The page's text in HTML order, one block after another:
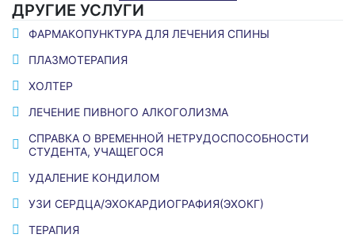
ДРУГИЕ УСЛУГИ
ФАРМАКОПУНКТУРА ДЛЯ ЛЕЧЕНИЯ СПИНЫ
ПЛАЗМОТЕРАПИЯ
ХОЛТЕР
ЛЕЧЕНИЕ ПИВНОГО АЛКОГОЛИЗМА
СПРАВКА О ВРЕМЕННОЙ НЕТРУДОСПОСОБНОСТИ
СТУДЕНТА, УЧАЩЕГОСЯ
УДАЛЕНИЕ КОНДИЛОМ
УЗИ СЕРДЦА/ЭХОКАРДИОГРАФИЯ(ЭХОКГ)
ТЕРАПИЯ